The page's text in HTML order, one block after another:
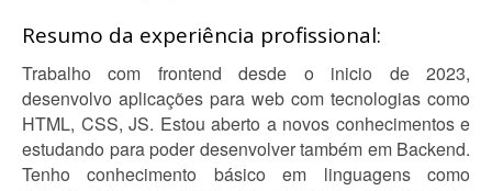
Resumo da experiência profissional:
Trabalho com frontend desde o inicio de 2023,
desenvolvo aplicações para web com tecnologias como
HTML, CSS, JS. Estou aberto a novos conhecimentos e
estudando para poder desenvolver também em Backend.
Tenho conhecimento básico em linguagens como